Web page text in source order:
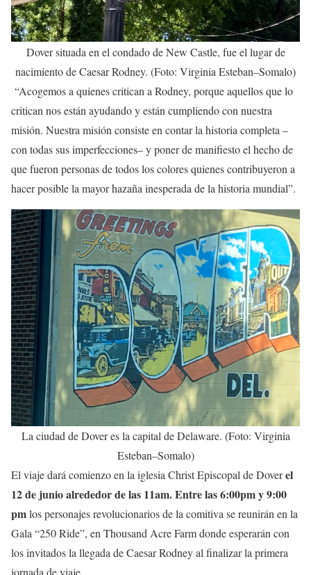
Dover situada en el condado de New Castle, fue el lugar de
nacimiento de Caesar Rodney. (Foto: Virginia Esteban–Somalo)
“Acogemos a quienes critican a Rodney, porque aquellos que lo
critican nos están ayudando y están cumpliendo con nuestra
misión. Nuestra misión consiste en contar la historia completa –
con todas sus imperfecciones– y poner de manifiesto el hecho de
que fueron personas de todos los colores quienes contribuyeron a
hacer posible la mayor hazaña inesperada de la historia mundial”.
La ciudad de Dover es la capital de Delaware. (Foto: Virginia
Esteban–Somalo)
El viaje dará comienzo en la iglesia Christ Episcopal de Doverel
12 de junio alrededor de las 11am.Entre las 6:00pm y 9:00
pmlos personajes revolucionarios de la comitiva se reunirán en la
Gala “250 Ride”, en Thousand Acre Farm donde esperarán con
los invitados la llegada de Caesar Rodney al finalizar la primera
jornada de viaje.